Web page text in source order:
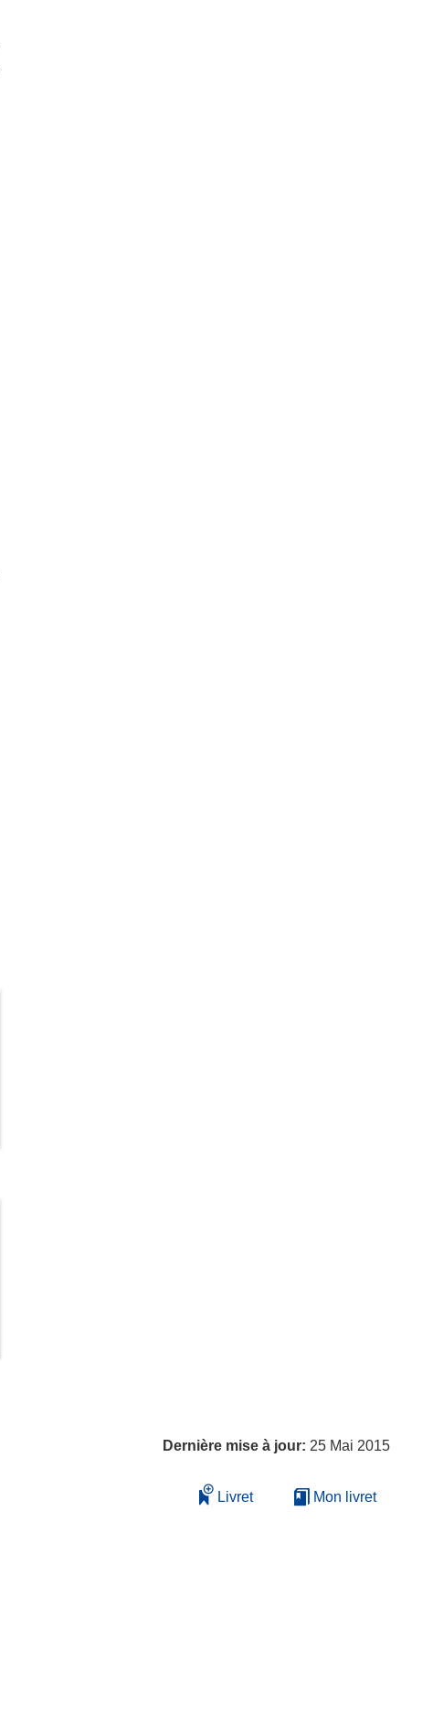
Dernière mise à jour: 25 Mai 2015
Livret Mon livret